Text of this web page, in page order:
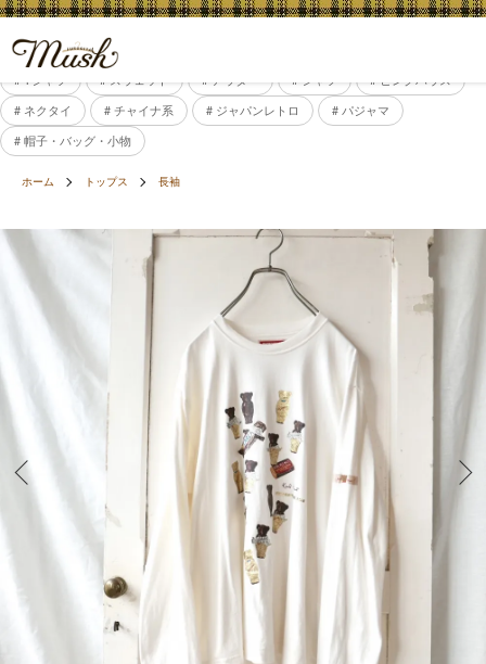
# Tシャツ # スウェット # アウター # シャツ
# ピンクハウス
# ネクタイ
# チャイナ系 # ジャパンレトロ
# パジャマ
# 帽子・バッグ・小物
ホーム トップス 長袖